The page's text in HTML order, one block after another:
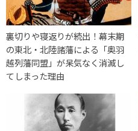
裏切りや寝返りが続出！幕末期
の東北・北陸諸藩による「奥羽
越列藩同盟」が呆気なく消滅し
てしまった理由